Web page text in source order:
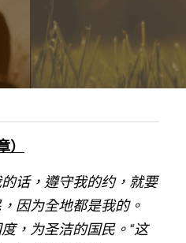
BY
话，遵守我的约，就要
因为全地都是我的。
，为圣洁的国民。“这